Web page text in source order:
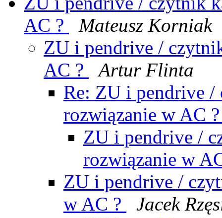
AC ?
Mateusz Korniak
ZU i pendrive /
AC ?
Artur Flinta
Re: ZU i pendrive
rozwiązanie w AC
ZU i pendrive /
rozwiązanie w
ZU i pendrive /
w AC ?
Jacek